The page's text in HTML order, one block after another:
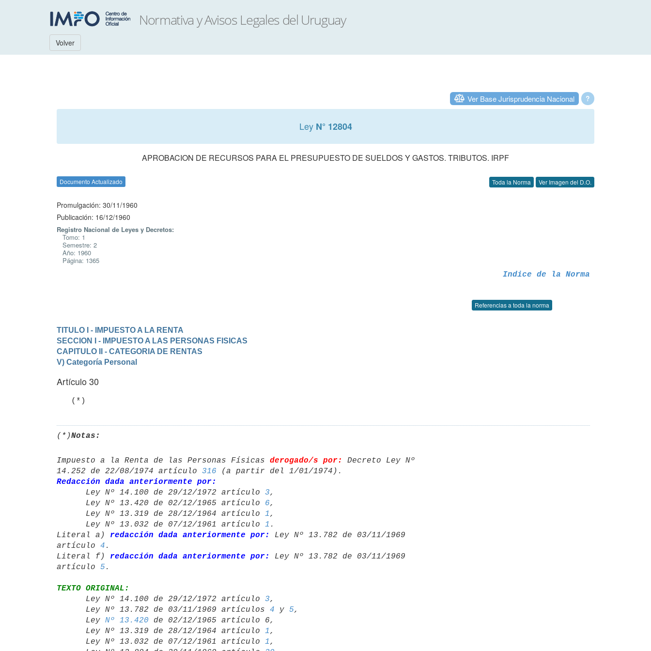
Volver
?
Ver Base Jurisprudencia Nacional
Ley N° 12804
APROBACION DE RECURSOS PARA EL PRESUPUESTO DE SUELDOS Y GASTOS. TRIBUTOS. IRPF
Documento Actualizado Toda la Norma Ver Imagen del D.O.
Promulgación: 30/11/1960
Publicación: 16/12/1960
Registro Nacional de Leyes y Decretos:
Tomo: 1
Semestre: 2
Año: 1960
Página: 1365
Indice de la Norma
Referencias a toda la norma
TITULO I - IMPUESTO A LA RENTA
SECCION I - IMPUESTO A LAS PERSONAS FISICAS
CAPITULO II - CATEGORIA DE RENTAS
V) Categoría Personal
Artículo 30
(*)Notas:
Impuesto a la Renta de las Personas Físicas derogado/s por:
Decreto Ley Nº
14.252 de 22/08/1974 artículo 316
Redacción dada anteriormente por:
Ley Nº 14.100 de 29/12/1972 artículo 3,
      Ley Nº 13.420 de 02/12/1965 artículo
6,
      Ley Nº 13.319 de 28/12/1964 artículo
1 ,
      Ley Nº 13.032 de 07/12/1961 artículo
1 .
Literal a) redacción dada anteriormente por:
Ley Nº 13.782 de 03/11/1969
artículo 4 .
Literal f) redacción dada anteriormente por:
Ley Nº 13.782 de 03/11/1969
artículo 5
TEXTO ORIGINAL:
Ley Nº 14.100 de 29/12/1972 artículo 3,
      Ley Nº 13.782 de 03/11/1969 artículos
4 y 5,
      Ley
Nº 13.420 de 02/12/1965 artículo 6,
      Ley Nº 13.319 de 28/12/1964 artículo
1 ,
      Ley Nº 13.032 de 07/12/1961 artículo
1 ,